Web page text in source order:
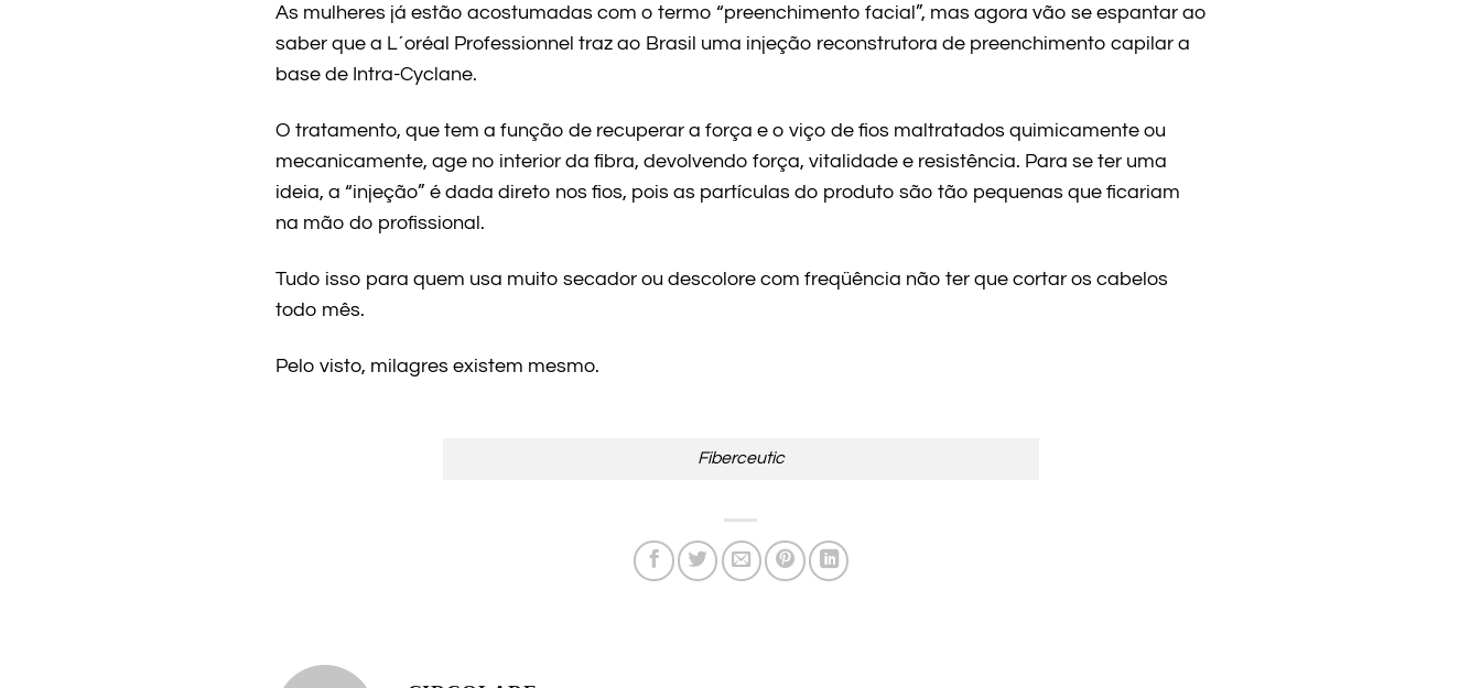
As mulheres já estão acostumadas com o termo “preenchimento facial”, mas agora vão se espantar ao
saber que a L´oréal Professionnel traz ao Brasil uma injeção reconstrutora de preenchimento capilar a
base de Intra-Cyclane.
O tratamento, que tem a função de recuperar a força e o viço de fios maltratados quimicamente ou
mecanicamente, age no interior da fibra, devolvendo força, vitalidade e resistência. Para se ter uma
ideia, a “injeção” é dada direto nos fios, pois as partículas do produto são tão pequenas que ficariam
na mão do profissional.
Tudo isso para quem usa muito secador ou descolore com freqüência não ter que cortar os cabelos
todo mês.
Pelo visto, milagres existem mesmo.
Fiberceutic